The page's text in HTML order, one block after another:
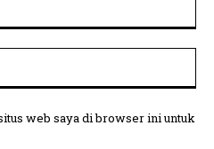
web saya di browser ini untuk